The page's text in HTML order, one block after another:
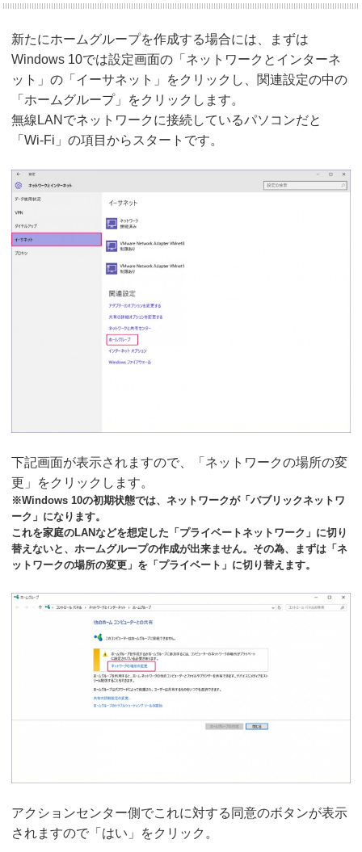
新たにホームグループを作成する場合には、まずは
Windows 10では設定画面の「ネットワークとインターネ
ット」の「イーサネット」をクリックし、関連設定の中の
「ホームグループ」をクリックします。
無線LANでネットワークに接続しているパソコンだと
「Wi-Fi」の項目からスタートです。
下記画面が表示されますので、「ネットワークの場所の変
更」をクリックします。
※Windows 10の初期状態では、ネットワークが「パブリックネットワ
ーク」になります。
これを家庭のLANなどを想定した「プライベートネットワーク」に切り
替えないと、ホームグループの作成が出来ません。その為、まずは「ネ
ットワークの場所の変更」を「プライベート」に切り替えます。
アクションセンター側でこれに対する同意のボタンが表示
されますので「はい」をクリック。